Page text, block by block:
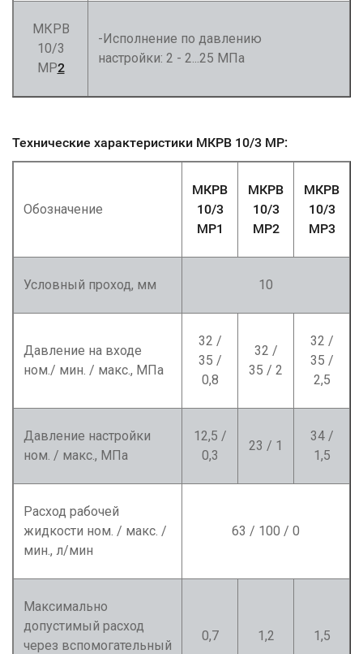
МКРВ
10/3
МР2
-Исполнение по давлению
настройки: 2 - 2...25 МПа
Технические характеристики МКРВ 10/3 МР:
Обозначение
МКРВ
10/3
МР1
МКРВ
10/3
МР2
МКРВ
10/3
МР3
Условный проход, мм 10
Давление на входе
ном./ мин. / макс., МПа
32 /
35 /
0,8
32 /
35 / 2
32 /
35 /
2,5
Давление настройки
ном. / макс., МПа
12,5 /
0,3
23 / 1
34 /
1,5
Расход рабочей
жидкости ном. / макс. /
мин., л/мин
63 / 100 / 0
Максимально
допустимый расход
через вспомогательный
0,7 1,2 1,5